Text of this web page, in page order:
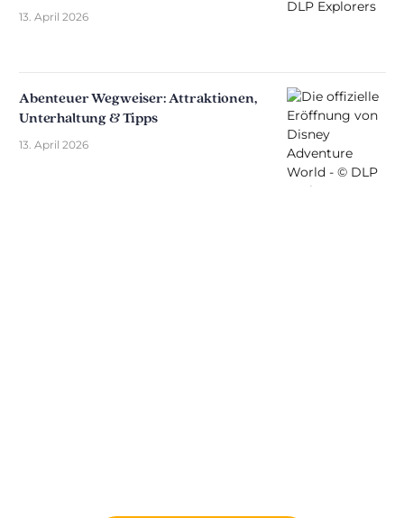
13. April 2026
Abenteuer Wegweiser: Attraktionen,
Unterhaltung & Tipps
13. April 2026